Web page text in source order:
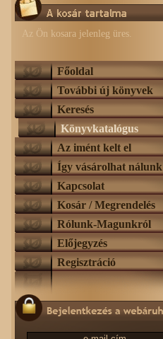
Az Ön kosara jelenleg üres.
Főoldal
További új könyvek
Keresés
Könyvkatalógus
Az imént kelt el
Így vásárolhat nálunk
Kapcsolat
Kosár / Megrendelés
Rólunk-Magunkról
Előjegyzés
Regisztráció